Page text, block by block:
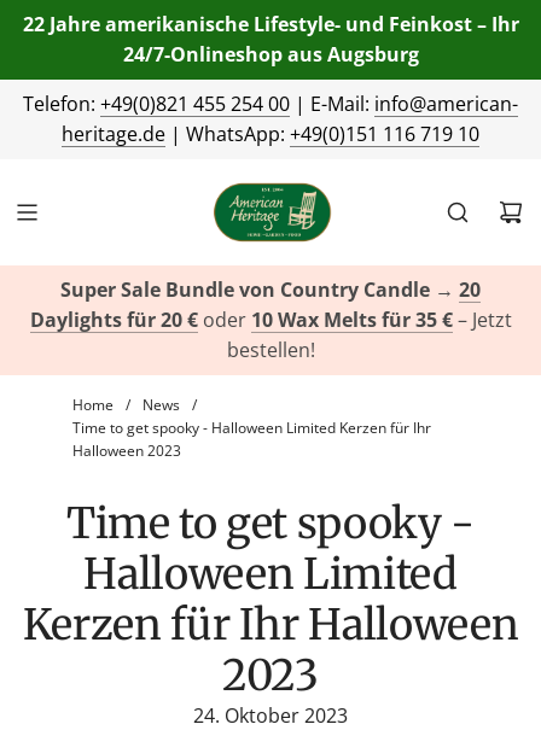
22 Jahre amerikanische Lifestyle- und Feinkost – Ihr
24/7-Onlineshop aus Augsburg
Telefon: +49(0)821 455 254 00 | E-Mail: info@american-
heritage.de | WhatsApp: +49(0)151 116 719 10
Super Sale Bundle von Country Candle → 20
Daylights für 20 €oder 10 Wax Melts für 35 €– Jetzt
bestellen!
Home / News /
Time to get spooky - Halloween Limited Kerzen für Ihr
Halloween 2023
Time to get spooky -
Halloween Limited
Kerzen für Ihr Halloween
2023
24. Oktober 2023